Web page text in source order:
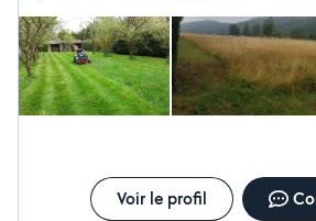
je le solliciterai à nouveau pour l'entretien de
verts. Compte tenu de la quantité et de la
rendu, j'ai été au delà de sa demande de
prestation.
Voir le profil